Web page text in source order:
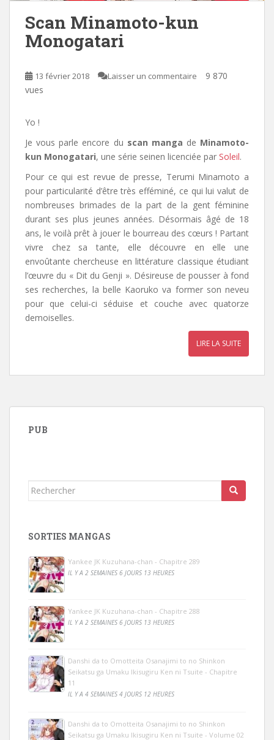
Scan Minamoto-kun
Monogatari
13 février 2018 Laisser un commentaire
9 870
vues
Yo !
Je vous parle encore du scan manga de Minamoto-
kun Monogatari, une série seinen licenciée par Soleil.
Pour ce qui est revue de presse, Terumi Minamoto a
pour particularité d’être très efféminé, ce qui lui valut de
nombreuses brimades de la part de la gent féminine
durant ses plus jeunes années. Désormais âgé de 18
ans, le voilà prêt à jouer le bourreau des cœurs ! Partant
vivre chez sa tante, elle découvre en elle une
envoûtante chercheuse en littérature classique étudiant
l’œuvre du « Dit du Genji ». Désireuse de pousser à fond
ses recherches, la belle Kaoruko va former son neveu
pour que celui-ci séduise et couche avec quatorze
demoiselles.
LIRE LA SUITE
PUB
Rechercher...
SORTIES MANGAS
Yankee JK Kuzuhana-chan - Chapitre 289
IL Y A 2 SEMAINES 6 JOURS 13 HEURES
Yankee JK Kuzuhana-chan - Chapitre 288
IL Y A 2 SEMAINES 6 JOURS 13 HEURES
Danshi da to Omotteita Osanajimi to no Shinkon
Seikatsu ga Umaku Ikisugiru Ken ni Tsuite - Chapitre
11
IL Y A 4 SEMAINES 4 JOURS 12 HEURES
Danshi da to Omotteita Osanajimi to no Shinkon
Seikatsu ga Umaku Ikisugiru Ken ni Tsuite - Volume 02